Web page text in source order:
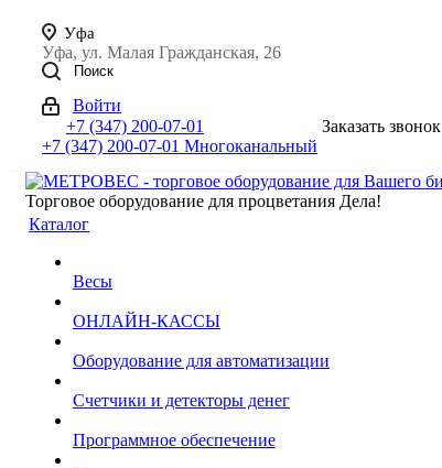
Уфа
Уфа, ул. Малая Гражданская, 26
Поиск
Войти
+7 (347) 200-07-01
+7 (347) 200-07-01 Многоканальный
Заказать звонок
Торговое оборудование для процветания Дела!
Каталог
Весы
ОНЛАЙН-КАССЫ
Оборудование для автоматизации
Счетчики и детекторы денег
Программное обеспечение